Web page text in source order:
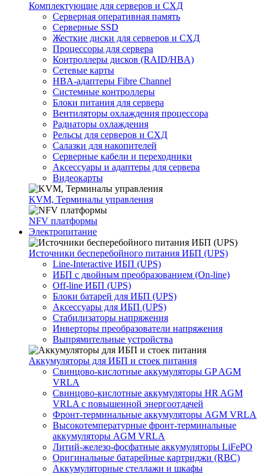
Комплектующие для серверов и СХД
Серверная оперативная память
Серверные SSD
Жесткие диски для серверов и СХД
Процессоры для сервера
Контроллеры дисков (RAID/HBA)
Сетевые карты
HBA-адаптеры Fibre Channel
Системные контроллеры
Блоки питания для сервера
Вентиляторы охлаждения процессора
Радиаторы охлаждения
Рельсы для серверов и СХД
Салазки для накопителей
Серверные кабели и переходники
Аксессуары и адаптеры для сервера
Видеокарты
KVM, Терминалы управления
NFV платформы
Электропитание
Источники бесперебойного питания ИБП (UPS)
Line-Interactive ИБП (UPS)
ИБП с двойным преобразованием (On-line)
Off-line ИБП (UPS)
Блоки батарей для ИБП (UPS)
Аксессуары для ИБП (UPS)
Стабилизаторы напряжения
Инверторы преобразователи напряжения
Выпрямительные устройства
Аккумуляторы для ИБП и стоек питания
Свинцово-кислотные аккумуляторы GP AGM
VRLA
Свинцово-кислотные аккумуляторы HR AGM
VRLA с повышенной энергоотдачей
Фронт-терминальные аккумуляторы AGM VRLA
Высокотемпературные фронт-терминальные
аккумуляторы AGM VRLA
Литий-железо-фосфатные аккумуляторы LiFePO
Оригинальные батарейные картриджи (RBC)
Аккумуляторные стеллажи и шкафы